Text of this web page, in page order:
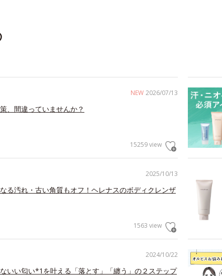
NEW 2026/07/13
、間違っていませんか？
15259 view
2025/10/13
る汚れ・古い角質もオフ！ヘレナスのボディクレンザ
1563 view
2024/10/22
いい匂い*1を叶える「落とす」「纏う」の２ステップ